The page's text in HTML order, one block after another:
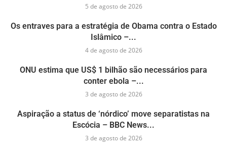
5 de agosto de 2026
Os entraves para a estratégia de Obama contra o Estado
Islâmico –...
4 de agosto de 2026
ONU estima que US$ 1 bilhão são necessários para
conter ebola –...
3 de agosto de 2026
Aspiração a status de ‘nórdico’ move separatistas na
Escócia – BBC News...
3 de agosto de 2026